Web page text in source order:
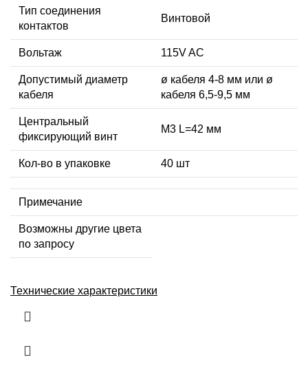
Тип соединения
контактов
Винтовой
Вольтаж 115V AC
Допустимый диаметр
кабеля
ø кабеля 4-8 мм или ø
кабеля 6,5-9,5 мм
Центральный
фиксирующий винт
М3 L=42 мм
Кол-во в упаковке 40 шт
Примечание
Возможны другие цвета
по запросу
Технические характеристики